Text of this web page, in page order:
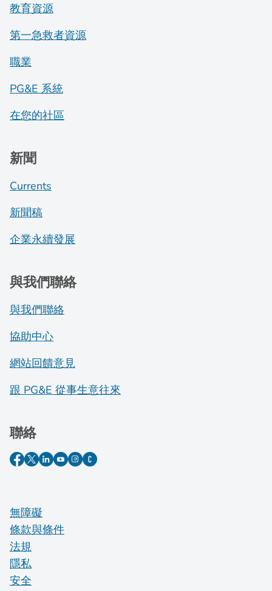
教育資源
第一急救者資源
職業
PG&E 系統
在您的社區
新聞
Currents
新聞稿
企業永續發展
與我們聯絡
與我們聯絡
協助中心
網站回饋意見
跟 PG&E 從事生意往來
聯絡
無障礙
條款與條件
法規
隱私
安全